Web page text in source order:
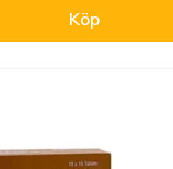
Köp